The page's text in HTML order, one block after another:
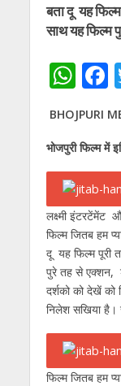
बता दू यह
साथ यह फिल्म
W
h
at
s
A
p
p
F
k
BHOJPURI
भोजपुरी फिल्म में
लक्ष्मी इंटरटेंमेंट
फिल्म जितब हम
दू यह फिल्म पूरी
पुरे तह से एक्शन,
दर्शको को देखें को
निलेश सखिया है।
फिल्म जितब हम